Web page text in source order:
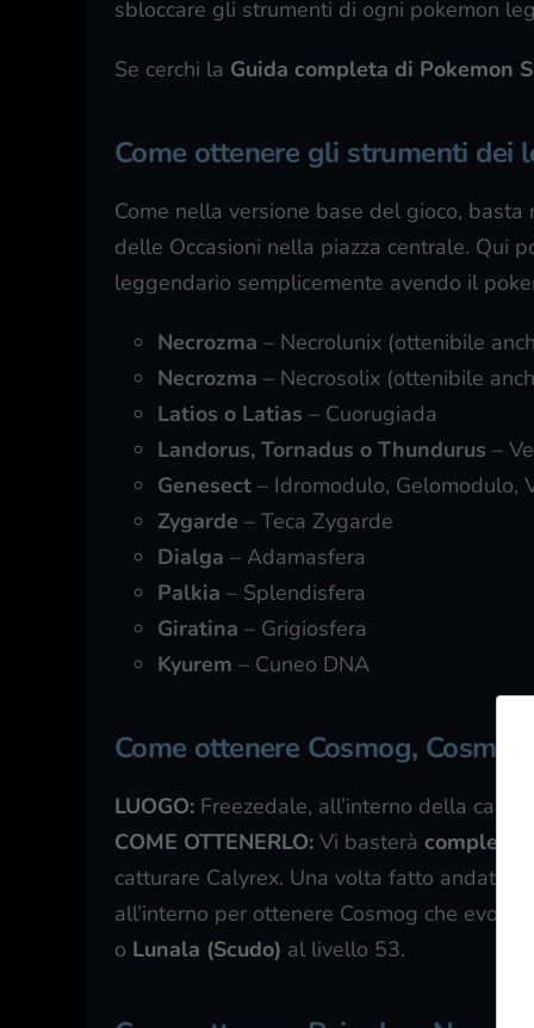
sbloccare gli strumenti di ogni pokemon
Se cerchi la Guida completa di Pokemon
Come ottenere gli strumenti dei
Come nella versione base del gioco,
delle Occasioni nella piazza centrale. Qui
leggendario semplicemente avendo il
Necrozma – Necrolunix (ottenibile
Necrozma – Necrosolix (ottenibile
Latios o Latias – Cuorugiada
Landorus, Tornadus o Thundurus –
Genesect – Idromodulo, Gelomodulo,
Zygarde – Teca Zygarde
Dialga – Adamasfera
Palkia – Splendisfera
Giratina – Grigiosfera
Kyurem – Cuneo DNA
Come ottenere Cosmog,
LUOGO: Freezedale, all’interno della casa
COME OTTENERLO: Vi basterà
catturare Calyrex. Una volta fatto andate
all’interno per ottenere Cosmog che
o Lunala (Scudo) al livello 53.